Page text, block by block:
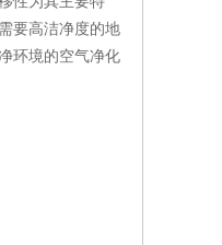
要高洁净度的地
环境的空气净化